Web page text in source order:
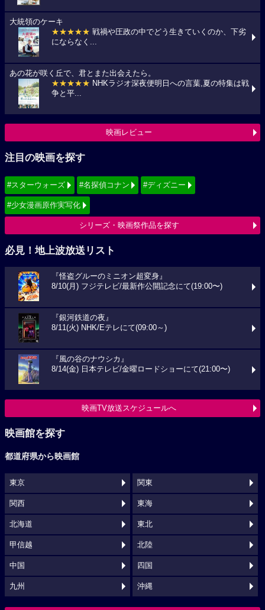
大統領のケーキ
★★★★★ 戦禍や圧政の中でどう生きていくのか、下劣
にならなく...
あの花が咲く丘で、君とまた出会えたら。
★★★★★ NHKラジオ深夜便明日への言葉,夏の特集は戦
争と平...
映画レビュー
注目の映画を探す
#スターウォーズ #名探偵コナン #ディズニー
#少女漫画原作実写化
シリーズ・映画祭作品を探す
必見！地上波放送リスト
『怪盗グルーのミニオン超変身』
8/10(月) フジテレビ/最新作公開記念にて(19:00〜)
『銀河鉄道の夜』
8/11(火) NHK/Eテレにて(09:00～)
『風の谷のナウシカ』
8/14(金) 日本テレビ/金曜ロードショーにて(21:00〜)
映画TV放送スケジュールへ
映画館を探す
都道府県から映画館
東京 関東
関西 東海
北海道 東北
甲信越 北陸
中国 四国
九州 沖縄